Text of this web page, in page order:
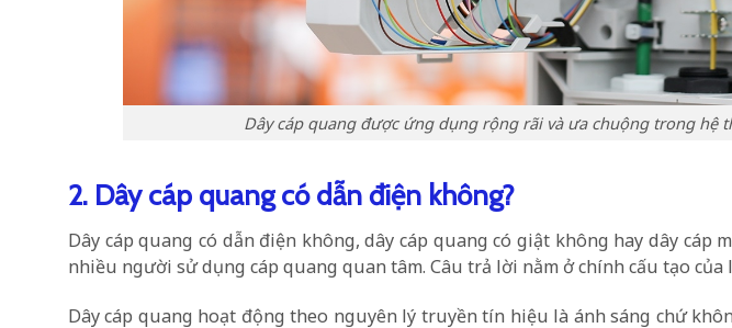
Dây cáp quang được ứng dụng rộng rãi và ưa chuộng trong hệ
2. Dây cáp quang có dẫn điện không?
Dây cáp quang có dẫn điện không, dây cáp quang có giật không hay dây cáp
nhiều người sử dụng cáp quang quan tâm. Câu trả lời nằm ở chính cấu tạo của
Dây cáp quang hoạt động theo nguyên lý truyền tín hiệu là ánh sáng chứ